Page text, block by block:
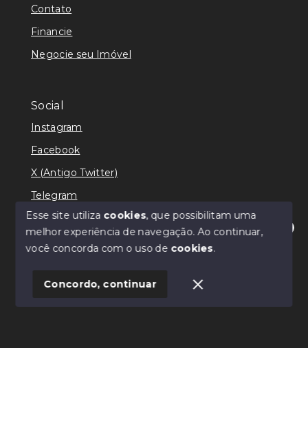
Olá! Estamos disponíveis para te ajudar.
Contato
Financie
Negocie seu Imóvel
Social
Instagram
Facebook
X (Antigo Twitter)
Telegram
© Copyright 2026 - Ricardo Lilian - Todos os direitos
SITE PARA IMOBILIARIA
Esse site utiliza cookies, que possibilitam uma
melhor experiência de navegação.Ao continuar,
você concorda com o uso de cookies.
Concordo, continuar